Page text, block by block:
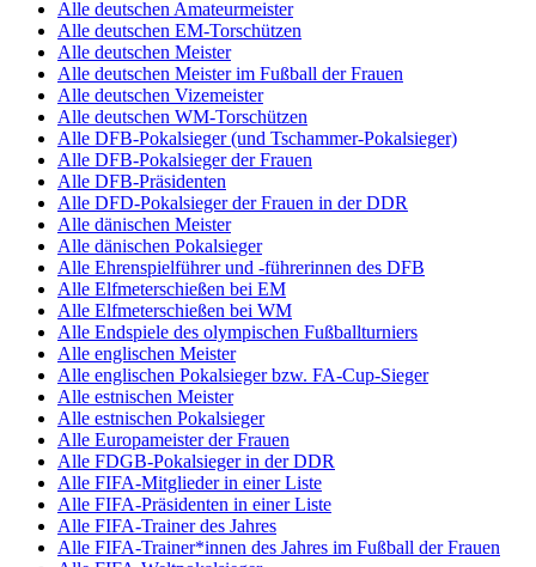
Alle deutschen Amateurmeister
Alle deutschen EM-Torschützen
Alle deutschen Meister
Alle deutschen Meister im Fußball der Frauen
Alle deutschen Vizemeister
Alle deutschen WM-Torschützen
Alle DFB-Pokalsieger (und Tschammer-Pokalsieger)
Alle DFB-Pokalsieger der Frauen
Alle DFB-Präsidenten
Alle DFD-Pokalsieger der Frauen in der DDR
Alle dänischen Meister
Alle dänischen Pokalsieger
Alle Ehrenspielführer und -führerinnen des DFB
Alle Elfmeterschießen bei EM
Alle Elfmeterschießen bei WM
Alle Endspiele des olympischen Fußballturniers
Alle englischen Meister
Alle englischen Pokalsieger bzw. FA-Cup-Sieger
Alle estnischen Meister
Alle estnischen Pokalsieger
Alle Europameister der Frauen
Alle FDGB-Pokalsieger in der DDR
Alle FIFA-Mitglieder in einer Liste
Alle FIFA-Präsidenten in einer Liste
Alle FIFA-Trainer des Jahres
Alle FIFA-Trainer*innen des Jahres im Fußball der Frauen